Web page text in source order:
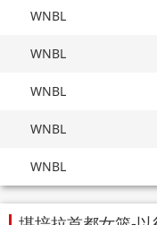
WNBL
WNBL
WNBL
WNBL
WNBL